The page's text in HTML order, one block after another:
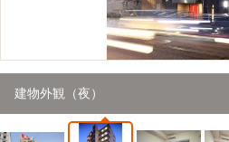
建物外観（夜）